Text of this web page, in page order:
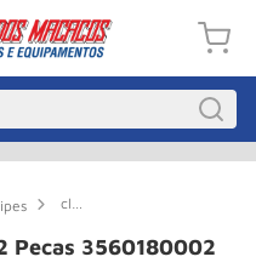
clips
Cabo
Aco
Pecas 3560180002